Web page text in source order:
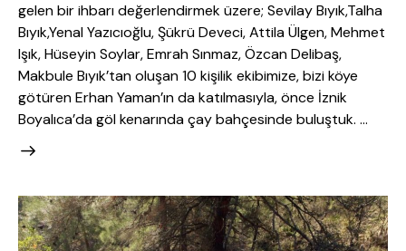
gelen bir ihbarı değerlendirmek üzere; Sevilay Bıyık,Talha
Bıyık,Yenal Yazıcıoğlu, Şükrü Deveci, Attila Ülgen, Mehmet
Işık, Hüseyin Soylar, Emrah Sınmaz, Özcan Delibaş,
Makbule Bıyık’tan oluşan 10 kişilik ekibimize, bizi köye
götüren Erhan Yaman’ın da katılmasıyla, önce İznik
Boyalıca’da göl kenarında çay bahçesinde buluştuk. …